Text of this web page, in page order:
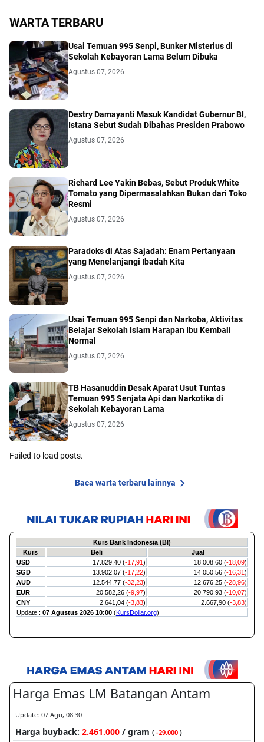
WARTA TERBARU
Usai Temuan 995 Senpi, Bunker Misterius di
Sekolah Kebayoran Lama Belum Dibuka
Agustus 07, 2026
Destry Damayanti Masuk Kandidat Gubernur BI,
Istana Sebut Sudah Dibahas Presiden Prabowo
Agustus 07, 2026
Richard Lee Yakin Bebas, Sebut Produk White
Tomato yang Dipermasalahkan Bukan dari Toko
Resmi
Agustus 07, 2026
Paradoks di Atas Sajadah: Enam Pertanyaan
yang Menelanjangi Ibadah Kita
Agustus 07, 2026
Usai Temuan 995 Senpi dan Narkoba, Aktivitas
Belajar Sekolah Islam Harapan Ibu Kembali
Normal
Agustus 07, 2026
TB Hasanuddin Desak Aparat Usut Tuntas
Temuan 995 Senjata Api dan Narkotika di
Sekolah Kebayoran Lama
Agustus 07, 2026
Failed to load posts.
Baca warta terbaru lainnya